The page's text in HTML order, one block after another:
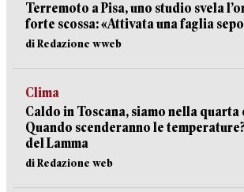
Terremoto a Pisa, uno studio svela
forte scossa: «Attivata una faglia
di Redazione wweb
Clima
Caldo in Toscana, siamo nella quarta
Quando scenderanno le
del Lamma
di Redazione web